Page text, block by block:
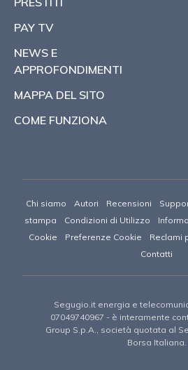
PAY TV
NEWS E
APPROFONDIMENTI
MAPPA DEL SITO
COME FUNZIONA
Chi siamo Autori Recensioni
stampa
Condizioni di Utilizzo
Cookie
Preferenze Cookie Reclami
Contatti
Segugio.it energia e
07049740967 - è interamente
Group S.p.A., società quotata al
Borsa Italiana.